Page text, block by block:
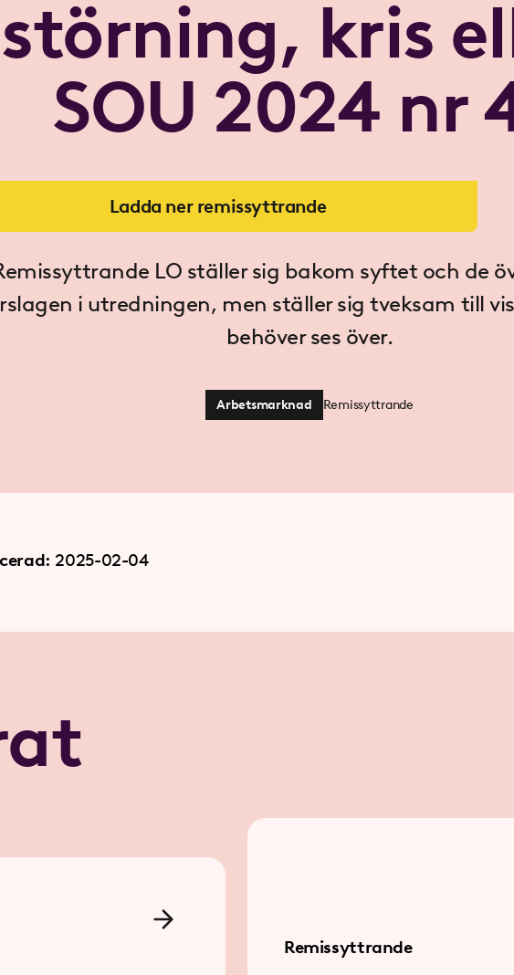
kris
SOU 2024 nr
Ladda ner remissyttrande
LO ställer sig bakom syftet och de
i utredningen, men ställer sig tveksam till
behöver ses över.
Arbetsmarknad Remissyttrande
2025-02-04
Remissyttrande